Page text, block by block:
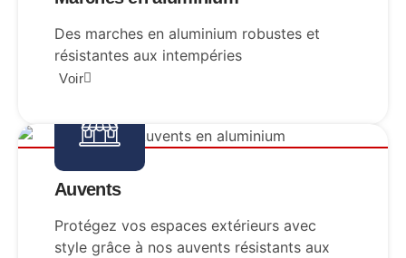
Voir
Des marches en aluminium robustes et
résistantes aux intempéries
Auvents
Protégez vos espaces extérieurs avec
style grâce à nos auvents résistants aux